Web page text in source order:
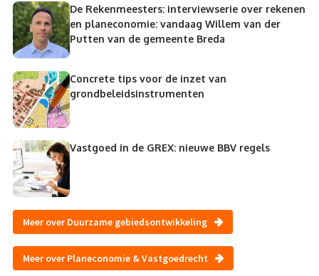
De Rekenmeesters: interviewserie over rekenen
en planeconomie: vandaag Willem van der
Putten van de gemeente Breda
Concrete tips voor de inzet van
grondbeleidsinstrumenten
Vastgoed in de GREX: nieuwe BBV regels
Meer over Duurzame gebiedsontwikkeling
Meer over Planeconomie & Vastgoedrecht